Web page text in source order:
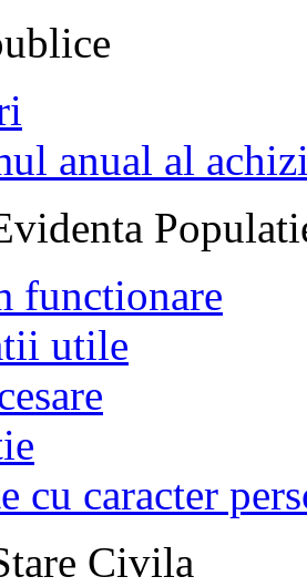
anual al
functionare
utile
cu caracter
Civila